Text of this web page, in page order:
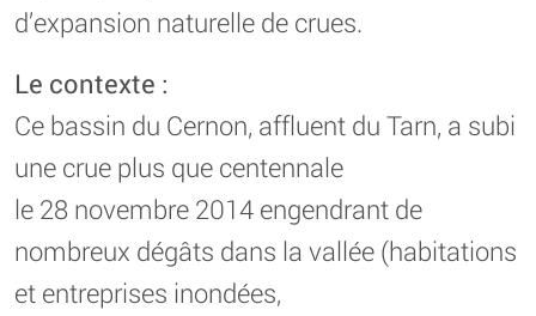
d’expansion naturelle de crues.
Le contexte :
Ce bassin du Cernon, affluent du Tarn, a subi
une crue plus que centennale
le 28 novembre 2014 engendrant de
nombreux dégâts dans la vallée (habitations
et entreprises inondées,